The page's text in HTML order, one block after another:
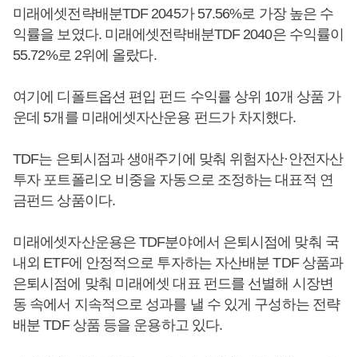
미래에셋전략배분TDF 2045가 57.56%로 가장 높은 수
익률을 보였다. 미래에셋전략배분TDF 2040은 수익률이
55.72%로 2위에 올랐다.
여기에 디폴트옵션 편입 펀드 수익률 상위 10개 상품 가
운데 5개를 미래에셋자산운용 펀드가 차지했다.
TDF는 은퇴시점과 생애주기에 맞춰 위험자산·안전자산
투자 포트폴리오 비중을 자동으로 조정하는 대표적 연
금펀드 상품이다.
미래에셋자산운용은 TDF분야에서 은퇴시점에 맞춰 국
내외 ETF에 안정적으로 투자하는 자산배분 TDF 상품과
은퇴시점에 맞춰 미래에셋 대표 펀드를 선별해 시장변
동 속에서 지속적으로 성과를 낼 수 있게 구성하는 전략
배분 TDF 상품 등을 운용하고 있다.